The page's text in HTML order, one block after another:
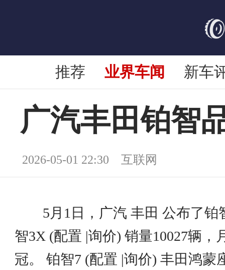
推荐 业界车闻 新车
广汽丰田铂智
2026-05-01 22:30 互联网
5月1日，广汽 丰田 公布了铂
智3X (配置 |询价) 销量10027辆
冠。 铂智7 (配置 |询价) 丰田鸿